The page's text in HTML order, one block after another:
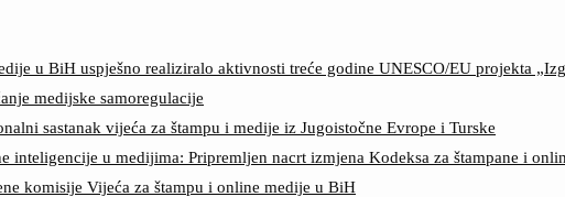
u BiH uspješno realiziralo aktivnosti treće godine UNESCO/EU projekta
medijske samoregulacije
sastanak vijeća za štampu i medije iz Jugoistočne Evrope i Turske
inteligencije u medijima: Pripremljen nacrt izmjena Kodeksa za štampane i
komisije Vijeća za štampu i online medije u BiH